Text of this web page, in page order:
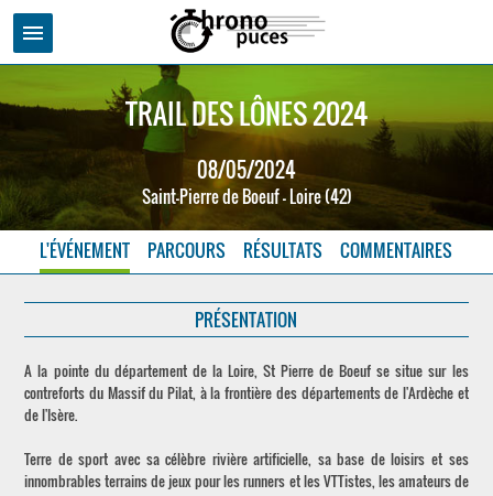
menu
TRAIL DES LÔNES 2024
08/05/2024
Saint-Pierre de Boeuf - Loire (42)
L'ÉVÉNEMENT PARCOURS RÉSULTATS COMMENTAIRES
PRÉSENTATION
A la pointe du département de la Loire, St Pierre de Boeuf se situe sur les
contreforts du Massif du Pilat, à la frontière des départements de l'Ardèche et
de l'Isère.
Terre de sport avec sa célèbre rivière artificielle, sa base de loisirs et ses
innombrables terrains de jeux pour les runners et les VTTistes, les amateurs de